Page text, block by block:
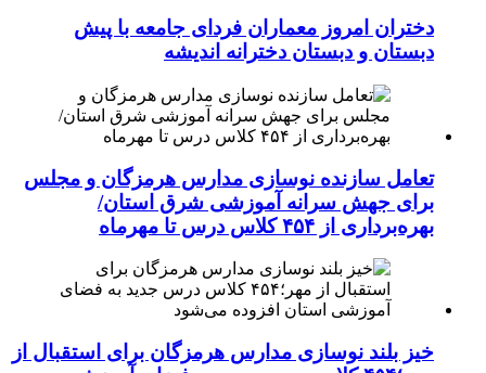
دختران امروز معماران فردای جامعه با پیش
دبستان و دبستان دخترانه اندیشه
تعامل سازنده نوسازی مدارس هرمزگان و مجلس
برای جهش سرانه آموزشی شرق استان/
بهره‌برداری از ۴۵۴ کلاس درس تا مهرماه
خیز بلند نوسازی مدارس هرمزگان برای استقبال از